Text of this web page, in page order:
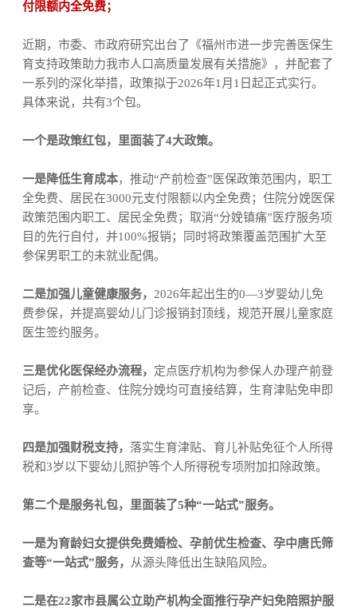
付限额内全免费；
近期，市委、市政府研究出台了《福州市进一步完善医保生
育支持政策助力我市人口高质量发展有关措施》，并配套了
一系列的深化举措，政策拟于2026年1 月 1 日起正式实行。
具体来说，共有3个包。
一个是政策红包，里面装了4大政策。
一是降低生育成本，推动“产前检查”医保政策范围内，职工
全免费、居民在3000元支付限额以内全免费；住院分娩医保
政策范围内职工、居民全免费；取消“分娩镇痛”医疗服务项
目的先行自付，并100%报销；同时将政策覆盖范围扩大至
参保男职工的未就业配偶。
二是加强儿童健康服务， 2026年起出生的0—3岁婴幼儿免
费参保，并提高婴幼儿门诊报销封顶线，规范开展儿童家庭
医生签约服务。
三是优化医保经办流程， 定点医疗机构为参保人办理产前登
记后，产前检查、住院分娩均可直接结算，生育津贴免申即
享。
四是加强财税支持， 落实生育津贴、育儿补贴免征个人所得
税和3岁以下婴幼儿照护等个人所得税专项附加扣除政策。
第二个是服务礼包，里面装了5种“一站式”服务。
一是为育龄妇女提供免费婚检、孕前优生检查、孕中唐氏筛
查等“一站式”服务， 从源头降低出生缺陷风险。
二是在22家市县属公立助产机构全面推行孕产妇免陪照护服